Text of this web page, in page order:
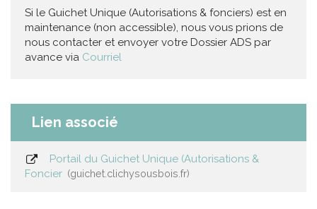
Si le Guichet Unique (Autorisations & fonciers) est en
maintenance (non accessible), nous vous prions de
nous contacter et envoyer votre Dossier ADS par
avance via Courriel
Lien associé
Portail du Guichet Unique (Autorisations &
Foncier
guichet.clichysousbois.fr